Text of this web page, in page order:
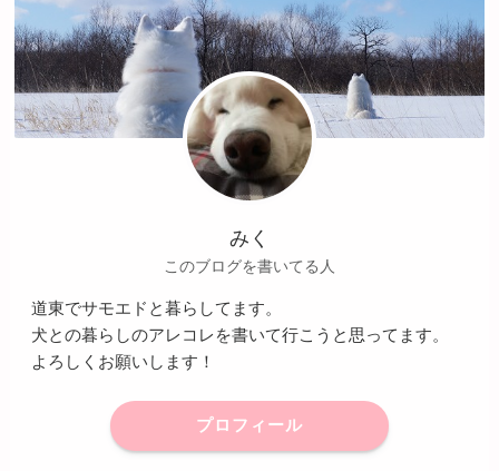
みく
このブログを書いてる人
道東でサモエドと暮らしてます。
犬との暮らしのアレコレを書いて行こうと思ってます。
よろしくお願いします！
プロフィール